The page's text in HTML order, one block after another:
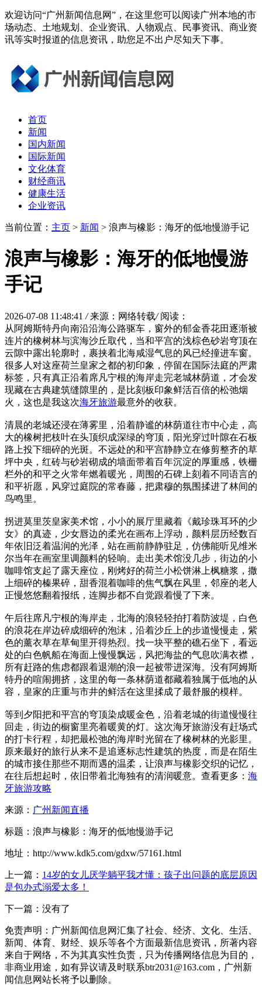
欢迎访问“广州新闻信息网”，在这里您可以阅读广州本地的市
场动态、土地规划、企业资讯、人物观点、民事资讯、商业资
讯等实时报道的信息资讯，助您足不出户尽知天下事。
首页
新闻
国内新闻
国际新闻
文化体育
财经商讯
健康生活
企业资讯
当前位置： 主页 > 新闻 > 浪声与橡影：海牙的低地慢游手记
浪声与橡影：海牙的低地慢游
手记
2026-07-08 11:48:41 / 来源：网络转载/ 阅读：
从阿姆斯特丹向南沿沿海公路驱车，窗外的郁金香花田逐渐被
连片的橡树林与滨海沙丘取代，当和平宫的浅棕色砂岩穹顶在
云隙中露出轮廓时，裹挟着北海咸湿气息的风已经撞进车窗。
很多人对这座荷兰皇家之都的初印象，停留在国际法庭的严肃
标签，只有真正沿着席凡宁根的海岸走完老城林荫道，才会发
现藏在古典建筑缝隙里的，是比刻板印象鲜活百倍的松弛烟
火，这也是我这次海牙旅游最意外的收获。
清晨的老城还浸在薄雾里，沿着静谧的林荫道往市中心走，高
大的橡树把枝叶在头顶织成深绿的穹顶，阳光穿过叶隙在石板
路上投下细碎的光斑。不远处的和平宫静静立在修剪整齐的草
坪中央，红砖与砂岩砌成的墙面带着百年沉淀的厚重感，铁栅
栏外的和平之火常年燃着暖光，周围的石碑上刻着不同语言的
和平祈愿，风穿过庭院的常春藤，把肃穆的氛围揉进了林间的
鸟鸣里。
拐进莫里茨皇家美术馆，小小的展厅里藏着《戴珍珠耳环的少
女》的真迹，少女唇边的柔光在画布上浮动，颜料层历经数百
年依旧泛着温润的光泽，站在画前静静驻足，仿佛能听见维米
尔当年在画室里调颜料的轻响。走出美术馆没几步，街边的小
咖啡馆支起了露天座位，刚烤好的荷兰小松饼淋上枫糖浆，撒
上细碎的榛果碎，甜香混着咖啡的焦气飘在风里，邻座的老人
正慢悠悠翻着报纸，连脚步都不自觉跟着慢了下来。
午后往席凡宁根的海岸走，北海的浪轻轻拍打着防波堤，白色
的浪花在岸边碎成细碎的泡沫，沿着沙丘上的步道慢慢走，紫
色的薰衣草在草甸里开得热烈。找一块平整的礁石坐下，看远
处的白色帆船在海面上慢慢飘远，风把海盐的气息吹满衣襟，
所有赶路的焦虑都跟着退潮的浪一起被带进深海。没有阿姆斯
特丹的喧闹拥挤，这里的每一条林荫道都藏着独属于低地的从
容，皇家的庄重与市井的鲜活在这里揉成了最舒服的模样。
等到夕阳把和平宫的穹顶染成暖金色，沿着老城的街道慢慢往
回走，街边的橱窗里亮着暖黄的灯。这次海牙旅游没有赶场式
的打卡行程，却把最松弛的海岸时光留在了橡树林的光影里。
原来最好的旅行从来不是追逐标志性建筑的热度，而是在陌生
的城市接住那些不期而遇的温柔，让浪声与橡影交织的记忆，
在往后想起时，依旧带着北海独有的清润暖意。查看更多： 海
牙旅游攻略
来源： 广州新闻直播
标题：浪声与橡影：海牙的低地慢游手记
地址：http://www.kdk5.com/gdxw/57161.html
上一篇： 14岁的女儿厌学躺平我才懂：孩子出问题的底层原因
是包办式溺爱太多！
下一篇：没有了
免责声明：广州新闻信息网汇集了社会、经济、文化、生活、
新闻、体育、财经、娱乐等各个方面最新信息资讯，所著内容
来自于网络，不为其真实性负责，只为传播网络信息为目的，
非商业用途，如有异议请及时联系btr2031@163.com，广州新
闻信息网站长将予以删除。